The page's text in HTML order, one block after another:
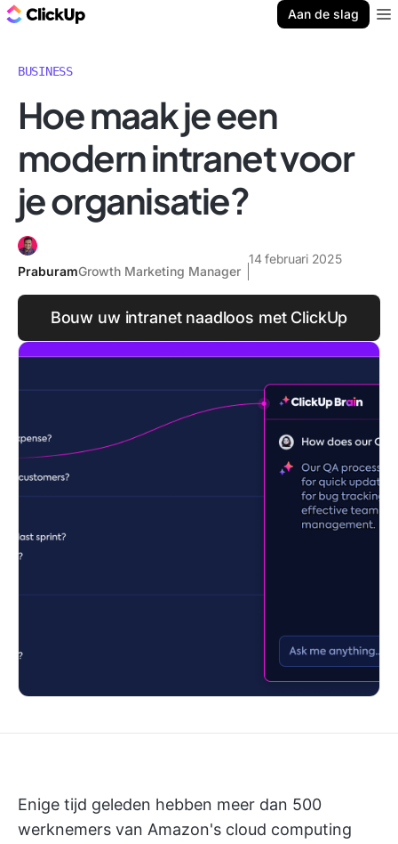
Aan de slag
BUSINESS
Hoe maak je een
modern intranet voor
je organisatie?
PraburamGrowth Marketing Manager
14 februari 2025
Bouw uw intranet naadloos met ClickUp
Enige tijd geleden hebben meer dan 500
werknemers van Amazon's cloud computing